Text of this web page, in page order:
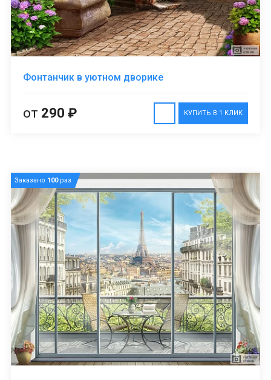
Фонтанчик в уютном дворике
КУПИТЬ В 1 КЛИК
от 290 ₽
Заказано 100раз